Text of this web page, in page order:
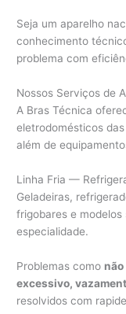
Seja um aparelho
conhecimento
problema com
Nossos Serviços de
A Bras Técnica
eletrodomésticos
além de
Linha Fria —
Geladeiras,
frigobares e
especialidade.
Problemas como
excessivo,
resolvidos com